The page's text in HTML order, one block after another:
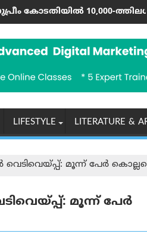
വേനൽക്കാല
ത്തിലധികം കേസുകളും
LIFESTYLE LITERATURE &
മൂന്ന് പേർ
മൂന്ന് പേർ